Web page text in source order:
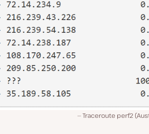
Traceroute perf2